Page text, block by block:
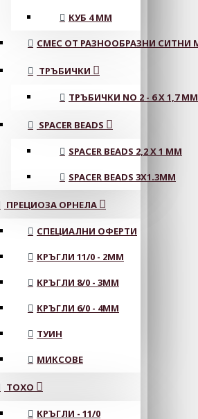
КУБ 4 ММ
СМЕС ОТ РАЗНООБРАЗНИ СИТНИ
ТРЪБИЧКИ
ТРЪБИЧКИ NO 2 - 6 X 1,7 MM
SPACER BEADS
SPACER BEADS 2,2 X 1 MM
SPACER BEADS 3X1.3MM
ПРЕЦИОЗА ОРНЕЛА
СПЕЦИАЛНИ ОФЕРТИ
КРЪГЛИ 11/0 - 2MM
КРЪГЛИ 8/0 - 3MM
КРЪГЛИ 6/0 - 4MM
ТУИН
МИКСОВЕ
ТОХО
КРЪГЛИ - 11/0